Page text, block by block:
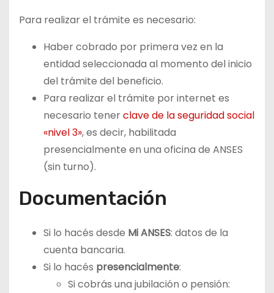
Para realizar el trámite es necesario:
Haber cobrado por primera vez en la
entidad seleccionada al momento del inicio
del trámite del beneficio.
Para realizar el trámite por internet es
necesario tenerclave de la seguridad social
«nivel 3», es decir, habilitada
presencialmente en una oficina de ANSES
(sin turno).
Documentación
Si lo hacés desde Mi ANSES: datos de la
cuenta bancaria.
Si lo hacés presencialmente:
Si cobrás una jubilación o pensión: